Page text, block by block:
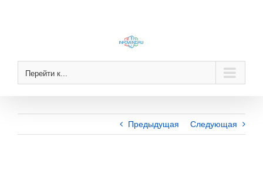
Перейти к...
Предыдущая Следующая